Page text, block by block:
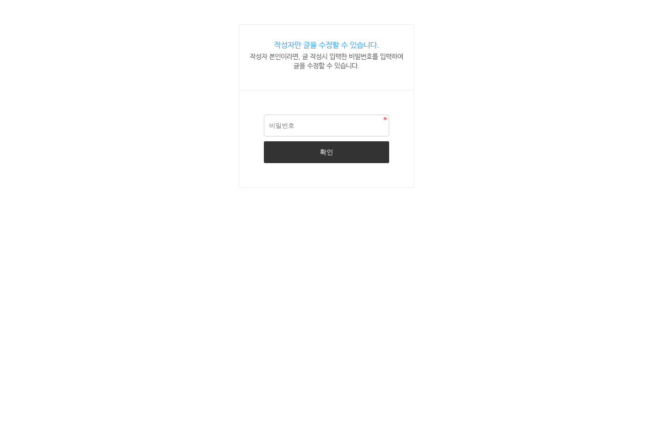
작성자만 글을 수정할 수 있습니다.
작성자 본인이라면, 글 작성시 입력한 비밀번호를 입력하여
글을 수정할 수 있습니다.